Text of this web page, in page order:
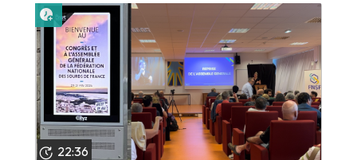
22:36
Lire plus tard